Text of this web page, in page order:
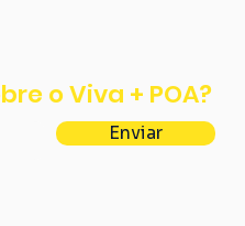
o Viva + POA?
Enviar